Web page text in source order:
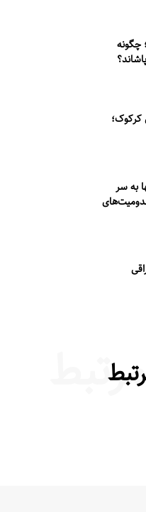
چگونه
به سر